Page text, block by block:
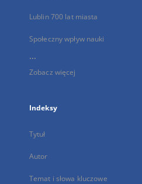
Lublin 700 lat miasta
Społeczny wpływ nauki
...
Zobacz więcej
Indeksy
Tytuł
Autor
Temat i słowa kluczowe